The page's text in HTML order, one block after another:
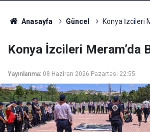
Anasayfa Güncel Konya İzcileri
Konya İzcileri Meram’da
Yayınlanma: 08 Haziran 2026 Pazartesi 22:55